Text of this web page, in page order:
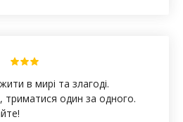
в мирі та злагоді.
триматися один за одного.